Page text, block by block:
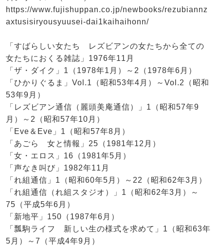
https://www.fujishuppan.co.jp/newbooks/rezubiannz
axtusisiryousyuusei-dai1kaihaihonn/
「すばらしい女たち レズビアンの女たちから全ての
女たちにおくる雑誌」1976年11月
「ザ・ダイク」1（1978年1月）～2（1978年6月）
「ひかりぐるま」Vol.1（昭和53年4月）～Vol.2（昭和
53年9月）
「レズビアン通信（麗頭美庵通信）」1（昭和57年9
月）～2（昭和57年10月）
「Eve＆Eve」1（昭和57年8月）
「あごら 女と情報」25（1981年12月）
「女・エロス」16（1981年5月）
「声なき叫び」1982年11月
「れ組通信」1（昭和60年5月）～22（昭和62年3月）
「れ組通信（れ組スタジオ）」1（昭和62年3月）～
75（平成5年6月）
「新地平」150（1987年6月）
「瓢駒ライフ 新しい生の様式を求めて」1（昭和63年
5月）～7（平成4年9月）